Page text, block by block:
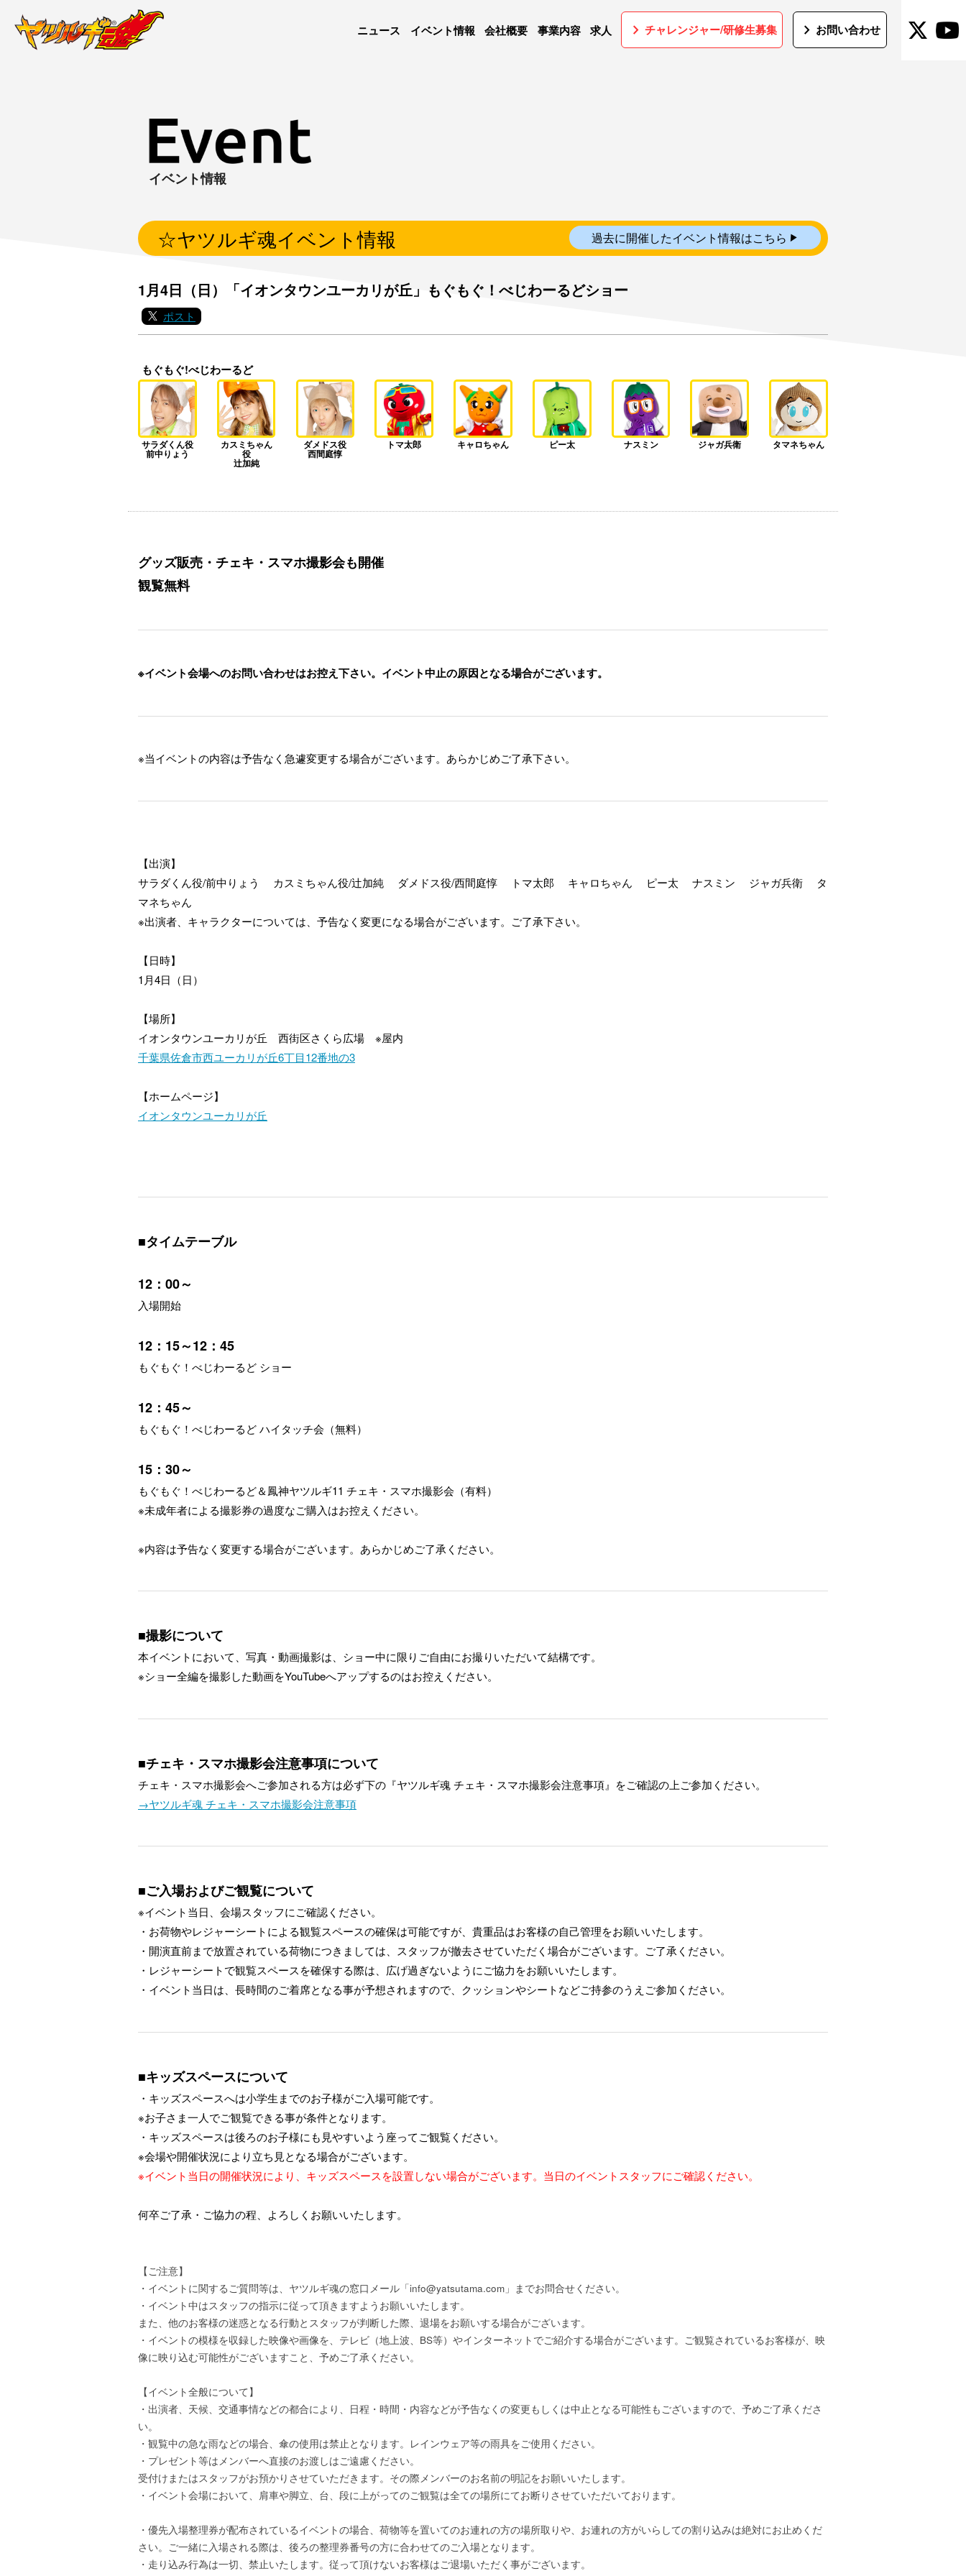
ニュース イベント情報 会社概要 事業内容 求人 chevron_right チャレンジャー/研修生募集 chevron_right お問い合わせ
イベント情報
☆ヤツルギ魂イベント情報 過去に開催したイベント情報はこちら▼
1月4日（日）「イオンタウンユーカリが丘」もぐもぐ！べじわーるどショー
ポスト
もぐもぐ!べじわーるど
サラダくん役
前中りょう
カスミちゃん
役
辻加純
ダメドス役
西間庭惇
トマ太郎 キャロちゃん ピー太 ナスミン ジャガ兵衛 タマネちゃん
グッズ販売・チェキ・スマホ撮影会も開催
観覧無料
※イベント会場へのお問い合わせはお控え下さい。イベント中止の原因となる場合がございます。
※当イベントの内容は予告なく急遽変更する場合がございます。あらかじめご了承下さい。
【出演】
サラダくん役/前中りょう カスミちゃん役/辻加純 ダメドス役/西間庭惇 トマ太郎 キャロちゃん ピー太 ナスミン ジャガ兵衛 タ
マネちゃん
※出演者、キャラクターについては、予告なく変更になる場合がございます。ご了承下さい。
【日時】
1月4日（日）
【場所】
イオンタウンユーカリが丘 西街区さくら広場 ※屋内
千葉県佐倉市西ユーカリが丘6丁目12番地の3
【ホームページ】
イオンタウンユーカリが丘
■タイムテーブル
12：00～
入場開始
12：15～12：45
もぐもぐ！べじわーるど ショー
12：45～
もぐもぐ！べじわーるど ハイタッチ会（無料）
15：30～
もぐもぐ！べじわーるど＆鳳神ヤツルギ11 チェキ・スマホ撮影会（有料）
※未成年者による撮影券の過度なご購入はお控えください。
※内容は予告なく変更する場合がございます。あらかじめご了承ください。
■撮影について
本イベントにおいて、写真・動画撮影は、ショー中に限りご自由にお撮りいただいて結構です。
※ショー全編を撮影した動画をYouTubeへアップするのはお控えください。
■チェキ・スマホ撮影会注意事項について
チェキ・スマホ撮影会へご参加される方は必ず下の『ヤツルギ魂 チェキ・スマホ撮影会注意事項』をご確認の上ご参加ください。
→ヤツルギ魂 チェキ・スマホ撮影会注意事項
■ご入場およびご観覧について
※イベント当日、会場スタッフにご確認ください。
・お荷物やレジャーシートによる観覧スペースの確保は可能ですが、貴重品はお客様の自己管理をお願いいたします。
・開演直前まで放置されている荷物につきましては、スタッフが撤去させていただく場合がございます。ご了承ください。
・レジャーシートで観覧スペースを確保する際は、広げ過ぎないようにご協力をお願いいたします。
・イベント当日は、長時間のご着席となる事が予想されますので、クッションやシートなどご持参のうえご参加ください。
■キッズスペースについて
・キッズスペースへは小学生までのお子様がご入場可能です。
※お子さま一人でご観覧できる事が条件となります。
・キッズスペースは後ろのお子様にも見やすいよう座ってご観覧ください。
※会場や開催状況により立ち見となる場合がございます。
※イベント当日の開催状況により、キッズスペースを設置しない場合がございます。当日のイベントスタッフにご確認ください。
何卒ご了承・ご協力の程、よろしくお願いいたします。
【ご注意】
・イベントに関するご質問等は、ヤツルギ魂の窓口メール「info@yatsutama.com」までお問合せください。
・イベント中はスタッフの指示に従って頂きますようお願いいたします。
また、他のお客様の迷惑となる行動とスタッフが判断した際、退場をお願いする場合がございます。
・イベントの模様を収録した映像や画像を、テレビ（地上波、BS等）やインターネットでご紹介する場合がございます。ご観覧されているお客様が、映
像に映り込む可能性がございますこと、予めご了承ください。
【イベント全般について】
・出演者、天候、交通事情などの都合により、日程・時間・内容などが予告なくの変更もしくは中止となる可能性もございますので、予めご了承くださ
い。
・観覧中の急な雨などの場合、傘の使用は禁止となります。レインウェア等の雨具をご使用ください。
・プレゼント等はメンバーへ直接のお渡しはご遠慮ください。
受付けまたはスタッフがお預かりさせていただきます。その際メンバーのお名前の明記をお願いいたします。
・イベント会場において、肩車や脚立、台、段に上がってのご観覧は全ての場所にてお断りさせていただいております。
・優先入場整理券が配布されているイベントの場合、荷物等を置いてのお連れの方の場所取りや、お連れの方がいらしての割り込みは絶対にお止めくだ
さい。ご一緒に入場される際は、後ろの整理券番号の方に合わせてのご入場となります。
・走り込み行為は一切、禁止いたします。従って頂けないお客様はご退場いただく事がございます。